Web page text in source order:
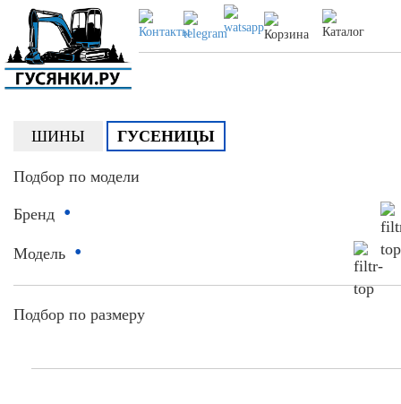
ШИНЫ ГУСЕНИЦЫ
Подбор по модели
Бренд •
Модель •
Подбор по размеру